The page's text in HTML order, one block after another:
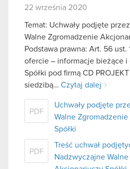
22 września 2020
Temat: Uchwały podjęte
Walne Zgromadzenie
Podstawa prawna: Art. 56 ust.
ofercie – informacje bieżące i
Spółki pod firmą CD
siedzibą… Czytaj dalej
PDF
Uchwały podjęte
Walne
Spółki
PDF
Treść uchwał
Nadzwyczajne